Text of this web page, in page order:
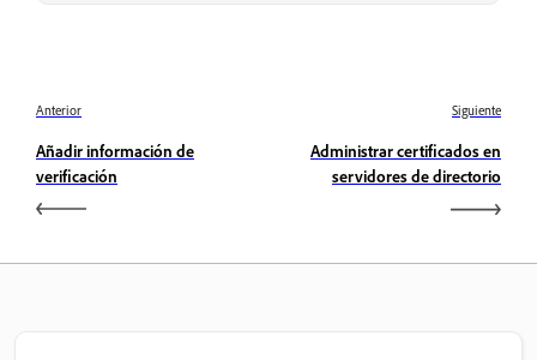
Anterior
Añadir información de
verificación
Siguiente
Administrar certificados en
servidores de directorio